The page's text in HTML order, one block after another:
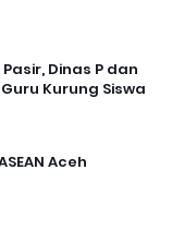
Dinas P dan
Kurung Siswa
Aceh